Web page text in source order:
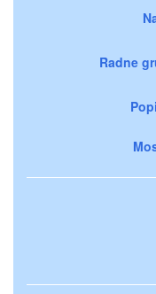
Radne